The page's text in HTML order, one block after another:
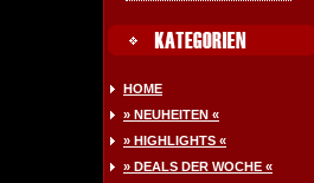
HOME
» NEUHEITEN «
» HIGHLIGHTS «
» DEALS DER WOCHE «